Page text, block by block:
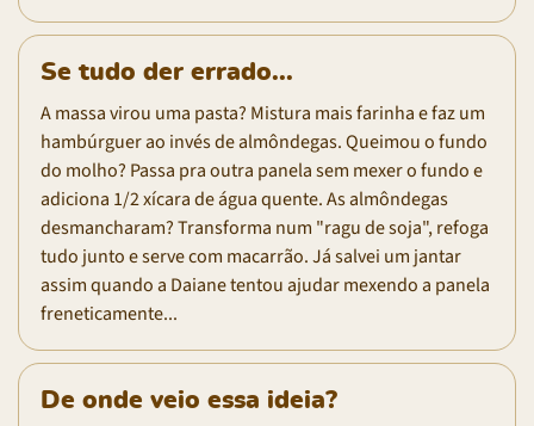
Se tudo der errado...
A massa virou uma pasta? Mistura mais farinha e faz um
hambúrguer ao invés de almôndegas. Queimou o fundo
do molho? Passa pra outra panela sem mexer o fundo e
adiciona 1/2 xícara de água quente. As almôndegas
desmancharam? Transforma num "ragu de soja", refoga
tudo junto e serve com macarrão. Já salvei um jantar
assim quando a Daiane tentou ajudar mexendo a panela
freneticamente...
De onde veio essa ideia?